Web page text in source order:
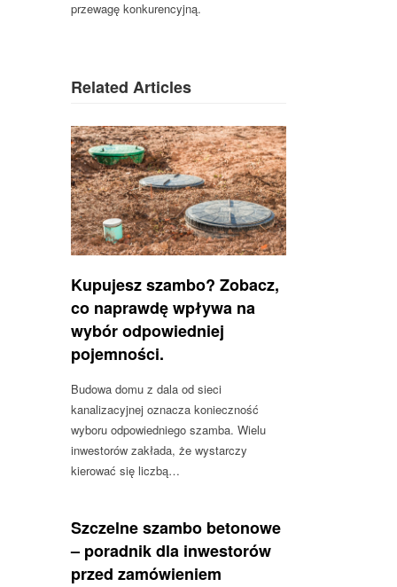
przewagę konkurencyjną.
Related Articles
Kupujesz szambo? Zobacz,
co naprawdę wpływa na
wybór odpowiedniej
pojemności.
Budowa domu z dala od sieci
kanalizacyjnej oznacza konieczność
wyboru odpowiedniego szamba. Wielu
inwestorów zakłada, że wystarczy
kierować się liczbą…
Szczelne szambo betonowe
– poradnik dla inwestorów
przed zamówieniem